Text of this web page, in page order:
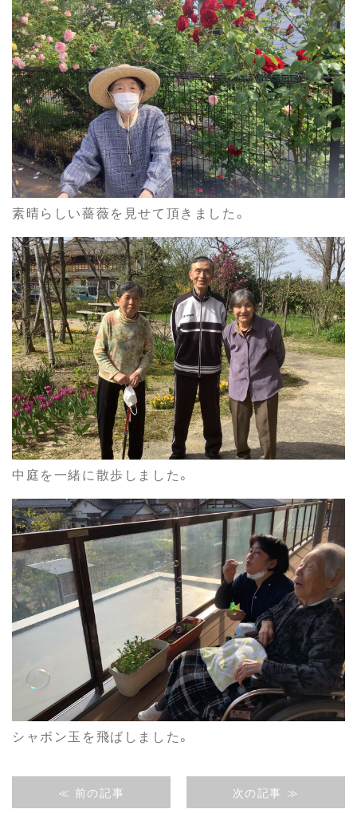
素晴らしい薔薇を見せて頂きました。
中庭を一緒に散歩しました。
シャボン玉を飛ばしました。
≪ 前の記事 次の記事 ≫